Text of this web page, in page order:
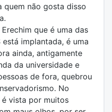
quem não gosta disso
que é uma das
implantada, é uma
ainda, antigamente
da universidade e
de fora, quebrou
No
vista por muitos